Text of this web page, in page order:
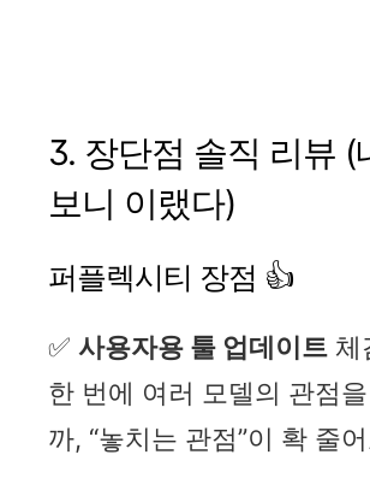
3. 장단점 솔직 리뷰 (
보니 이랬다)
퍼플렉시티 장점 👍
✅ 사용자용 툴 업데이트 체
한 번에 여러 모델의 관점
까, “놓치는 관점”이 확 줄